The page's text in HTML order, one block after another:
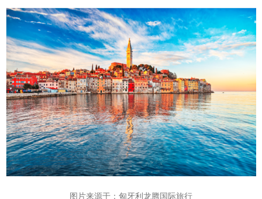
图片来源于：匈牙利龙腾国际旅行